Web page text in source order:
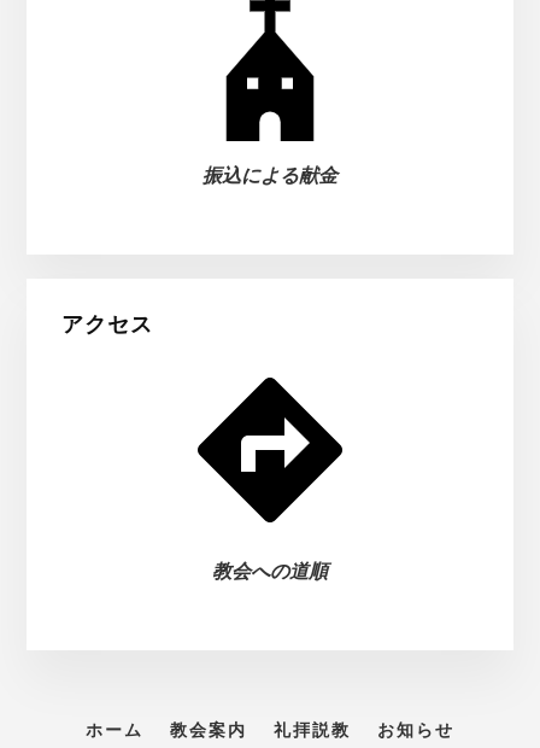
振込による献金
アクセス
教会への道順
ホーム 教会案内 礼拝説教 お知らせ